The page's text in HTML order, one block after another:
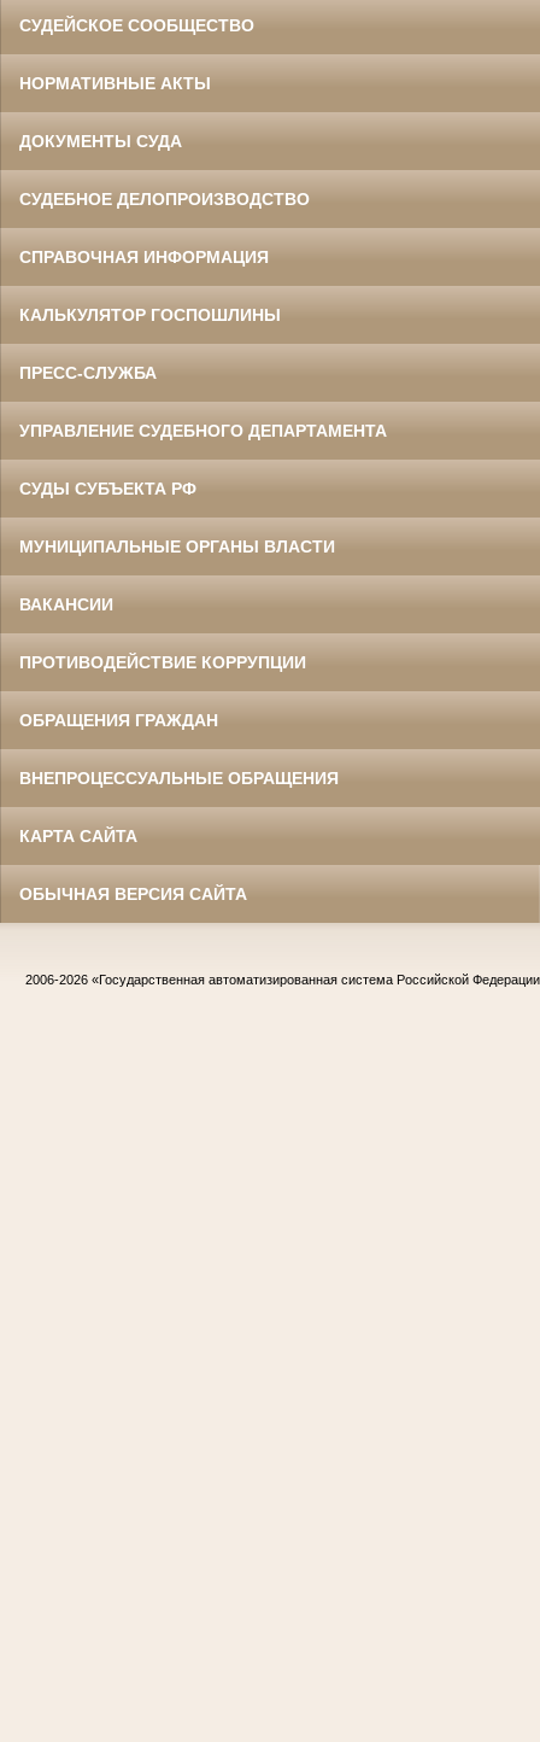
СУДЕЙСКОЕ СООБЩЕСТВО
НОРМАТИВНЫЕ АКТЫ
ДОКУМЕНТЫ СУДА
СУДЕБНОЕ ДЕЛОПРОИЗВОДСТВО
СПРАВОЧНАЯ ИНФОРМАЦИЯ
КАЛЬКУЛЯТОР ГОСПОШЛИНЫ
ПРЕСС-СЛУЖБА
УПРАВЛЕНИЕ СУДЕБНОГО ДЕПАРТАМЕНТА
СУДЫ СУБЪЕКТА РФ
МУНИЦИПАЛЬНЫЕ ОРГАНЫ ВЛАСТИ
ВАКАНСИИ
ПРОТИВОДЕЙСТВИЕ КОРРУПЦИИ
ОБРАЩЕНИЯ ГРАЖДАН
ВНЕПРОЦЕССУАЛЬНЫЕ ОБРАЩЕНИЯ
КАРТА САЙТА
ОБЫЧНАЯ ВЕРСИЯ САЙТА
2006-2026 «Государственная автоматизированная система Российской